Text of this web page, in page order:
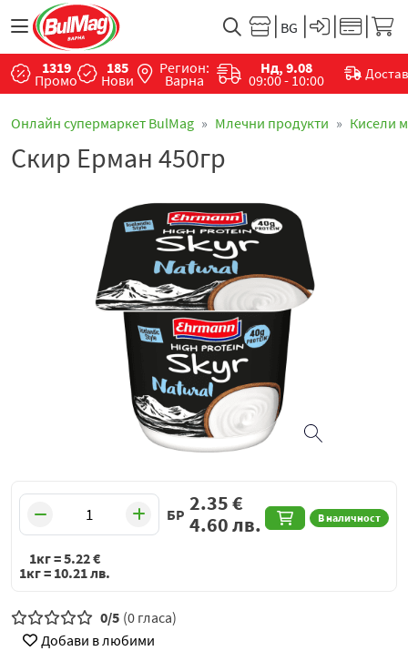
1319
Промо
185
Нови
Регион:
Варна
Нд, 9.08
09:00 - 10:00
Онлайн супермаркет BulMag Млечни продукти Кисели
Скир Ерман 450гр
БР В наличност
2.35€
4.60лв.
1кг =5.22€
1кг = 10.21лв.
0/5 (0 гласа)
Добави в любими